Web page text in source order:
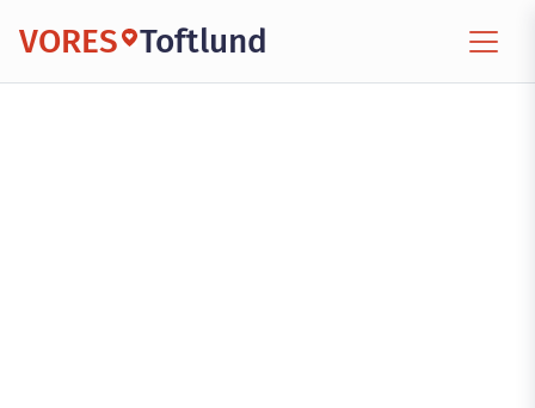
VORES Toftlund